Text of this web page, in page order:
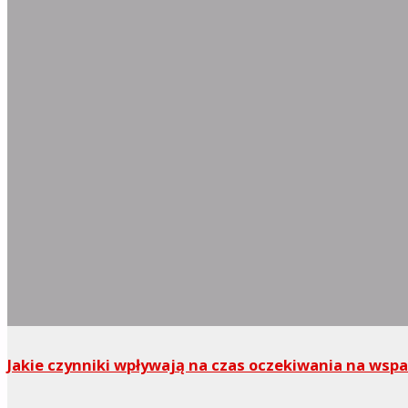
Jakie czynniki wpływają na czas oczekiwania na